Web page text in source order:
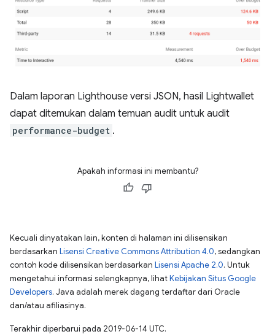
Dalam laporan Lighthouse versi JSON, hasil Lightwallet
dapat ditemukan dalam temuan audit untuk audit
performance-budget .
Apakah informasi ini membantu?
Kecuali dinyatakan lain, konten di halaman ini dilisensikan
berdasarkan Lisensi Creative Commons Attribution 4.0, sedangkan
contoh kode dilisensikan berdasarkan Lisensi Apache 2.0. Untuk
mengetahui informasi selengkapnya, lihatKebijakan Situs Google
Developers. Java adalah merek dagang terdaftar dari Oracle
dan/atau afiliasinya.
Terakhir diperbarui pada 2019-06-14 UTC.